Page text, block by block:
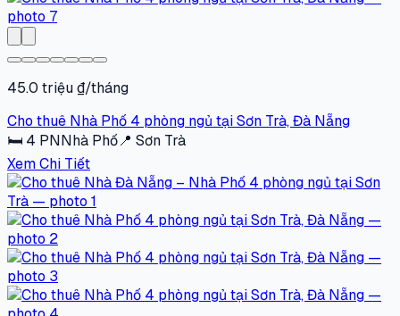
45.0 triệu ₫/tháng
Cho thuê Nhà Phố 4 phòng ngủ tại Sơn Trà, Đà Nẵng
🛏 4 PNNhà Phố📍 Sơn Trà
Xem Chi Tiết